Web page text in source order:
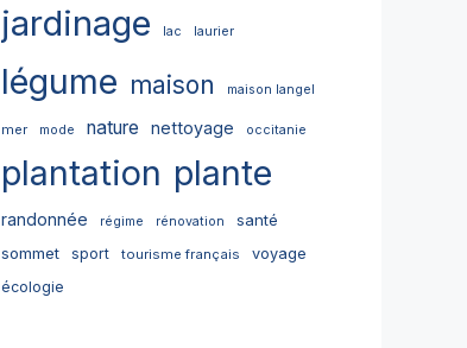
jardinage lac laurier
légume maison maison langel
mer mode nature nettoyage occitanie
plantation plante
randonnée régime rénovation
santé
sommet
sport tourisme français
voyage
écologie